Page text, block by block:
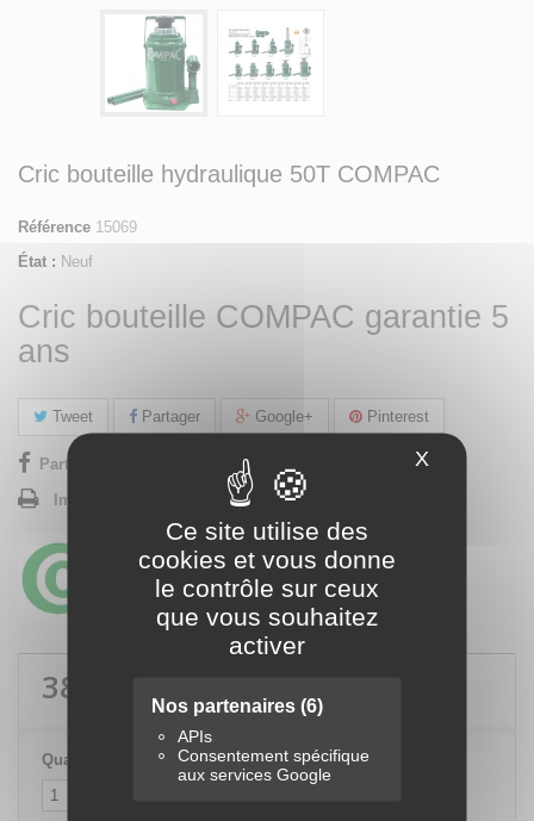
Ce site utilise des
cookies et vous donne
le contrôle sur ceux
que vous souhaitez
activer
Nos partenaires (6)
APIs
Consentement spécifique
aux services Google
X Masquer
Cric bouteille hydraulique 50T COMPAC
Référence 15069
État : Neuf
Cric bouteille COMPAC garantie 5
ans
Tweet Partager Google+ Pinterest
Partager sur Facebook !
Imprimer
384,00 €
Quantité